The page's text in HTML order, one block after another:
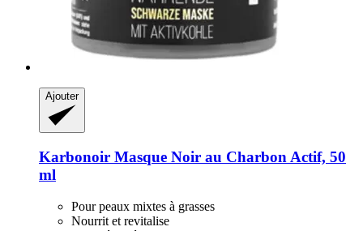
Ajouter
Karbonoir Masque Noir au Charbon Actif, 50
ml
Pour peaux mixtes à grasses
Nourrit et revitalise